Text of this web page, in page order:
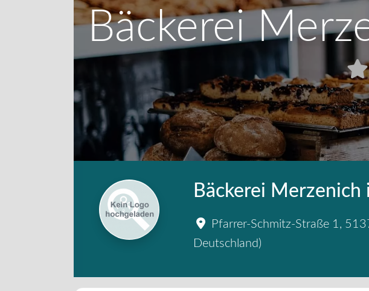
Bäckerei
Bäckerei Merzenich
Pfarrer-Schmitz-Straße 1,
Deutschland)